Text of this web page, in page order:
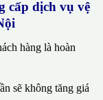
cấp dịch vụ vệ
hàng là hoàn
sẽ không tăng giá